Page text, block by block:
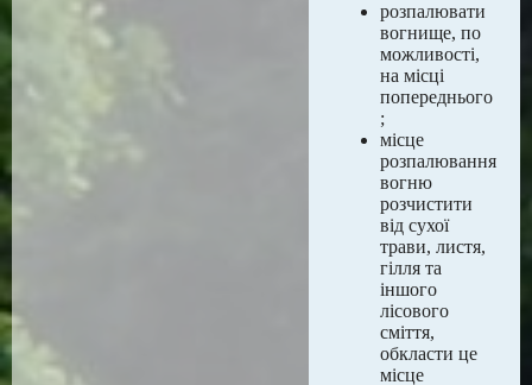
розпалювати
вогнище, по
можливості,
на місці
попереднього
;
місце
розпалювання
вогню
розчистити
від сухої
трави, листя,
гілля та
іншого
лісового
сміття,
обкласти це
місце